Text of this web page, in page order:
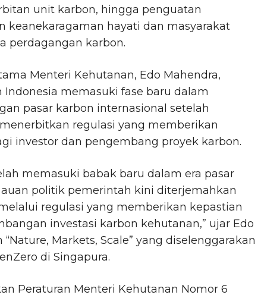
unit karbon, hingga penguatan
keanekaragaman hayati dan masyarakat
perdagangan karbon.
Menteri Kehutanan, Edo Mahendra,
Indonesia memasuki fase baru dalam
pasar karbon internasional setelah
regulasi yang memberikan
investor dan pengembang proyek karbon.
memasuki babak baru dalam era pasar
politik pemerintah kini diterjemahkan
regulasi yang memberikan kepastian
investasi karbon kehutanan,” ujar Edo
Markets, Scale” yang diselenggarakan
di Singapura.
Peraturan Menteri Kehutanan Nomor 6